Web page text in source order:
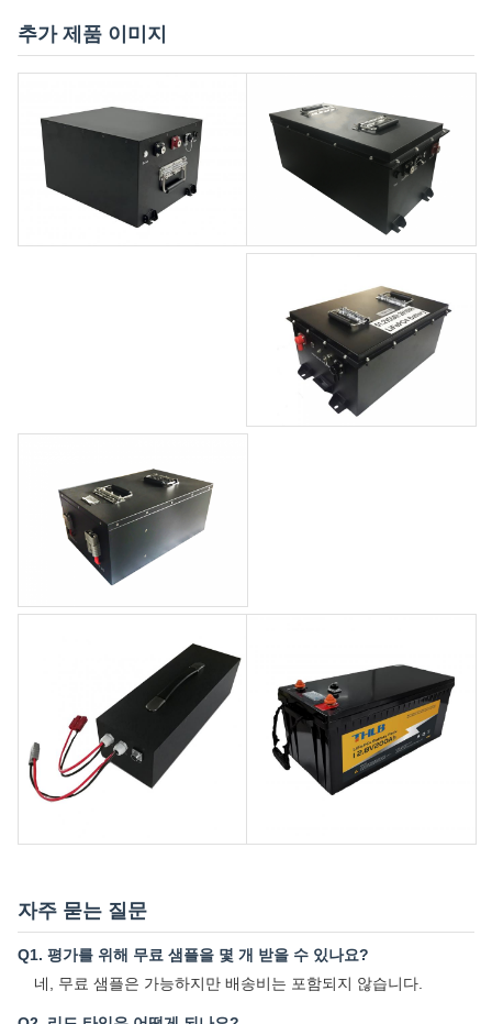
추가 제품 이미지
자주 묻는 질문
Q1. 평가를 위해 무료 샘플을 몇 개 받을 수 있나요?
네, 무료 샘플은 가능하지만 배송비는 포함되지 않습니다.